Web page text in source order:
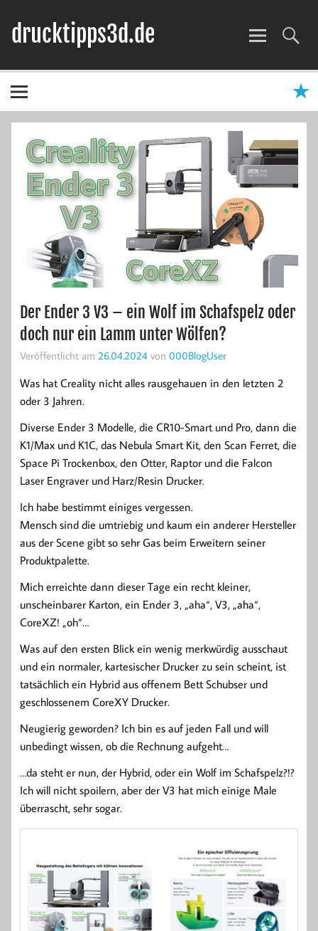
springen
drucktipps3d.de
Der Ender 3 V3 – ein Wolf im Schafspelz oder
doch nur ein Lamm unter Wölfen?
Veröffentlicht am 26.04.2024 von 000BlogUser
Was hat Creality nicht alles rausgehauen in den letzten 2
oder 3 Jahren.
Diverse Ender 3 Modelle, die CR10-Smart und Pro, dann die
K1/Max und K1C, das Nebula Smart Kit, den Scan Ferret, die
Space Pi Trockenbox, den Otter, Raptor und die Falcon
Laser Engraver und Harz/Resin Drucker.
Ich habe bestimmt einiges vergessen.
Mensch sind die umtriebig und kaum ein anderer Hersteller
aus der Scene gibt so sehr Gas beim Erweitern seiner
Produktpalette.
Mich erreichte dann dieser Tage ein recht kleiner,
unscheinbarer Karton, ein Ender 3, „aha“, V3, „aha“,
CoreXZ! „oh“…
Was auf den ersten Blick ein wenig merkwürdig ausschaut
und ein normaler, kartesischer Drucker zu sein scheint, ist
tatsächlich ein Hybrid aus offenem Bett Schubser und
geschlossenem CoreXY Drucker.
Neugierig geworden? Ich bin es auf jeden Fall und will
unbedingt wissen, ob die Rechnung aufgeht…
…da steht er nun, der Hybrid, oder ein Wolf im Schafspelz?!?
Ich will nicht spoilern, aber der V3 hat mich einige Male
überrascht, sehr sogar.